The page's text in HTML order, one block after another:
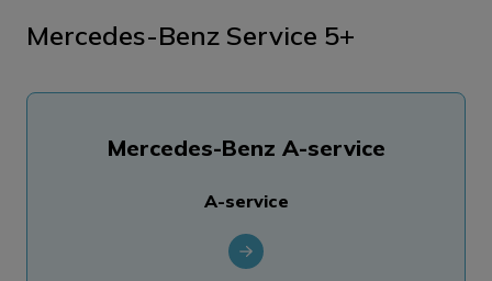
Mercedes-Benz Service 5+
Mercedes-Benz A-service
A-service